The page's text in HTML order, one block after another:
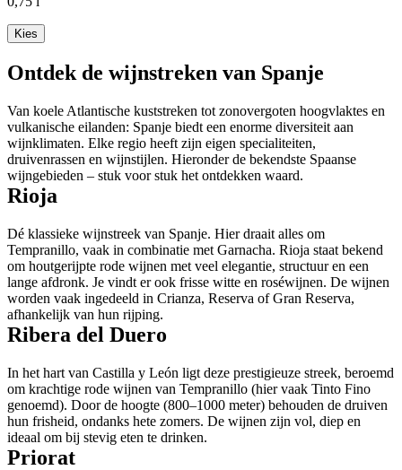
Kies
Ontdek de wijnstreken van Spanje
Van koele Atlantische kuststreken tot zonovergoten hoogvlaktes en
vulkanische eilanden: Spanje biedt een enorme diversiteit aan
wijnklimaten. Elke regio heeft zijn eigen specialiteiten,
druivenrassen en wijnstijlen. Hieronder de bekendste Spaanse
wijngebieden – stuk voor stuk het ontdekken waard.
Rioja
Dé klassieke wijnstreek van Spanje. Hier draait alles om
Tempranillo, vaak in combinatie met Garnacha. Rioja staat bekend
om houtgerijpte rode wijnen met veel elegantie, structuur en een
lange afdronk. Je vindt er ook frisse witte en roséwijnen. De wijnen
worden vaak ingedeeld in Crianza, Reserva of Gran Reserva,
afhankelijk van hun rijping.
Ribera del Duero
In het hart van Castilla y León ligt deze prestigieuze streek, beroemd
om krachtige rode wijnen van Tempranillo (hier vaak Tinto Fino
genoemd). Door de hoogte (800–1000 meter) behouden de druiven
hun frisheid, ondanks hete zomers. De wijnen zijn vol, diep en
ideaal om bij stevig eten te drinken.
Priorat